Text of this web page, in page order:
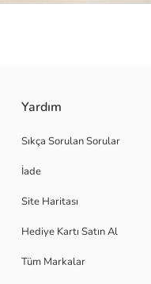
Yardım
Sıkça Sorulan Sorular
İade
Site Haritası
Hediye Kartı Satın Al
Tüm Markalar